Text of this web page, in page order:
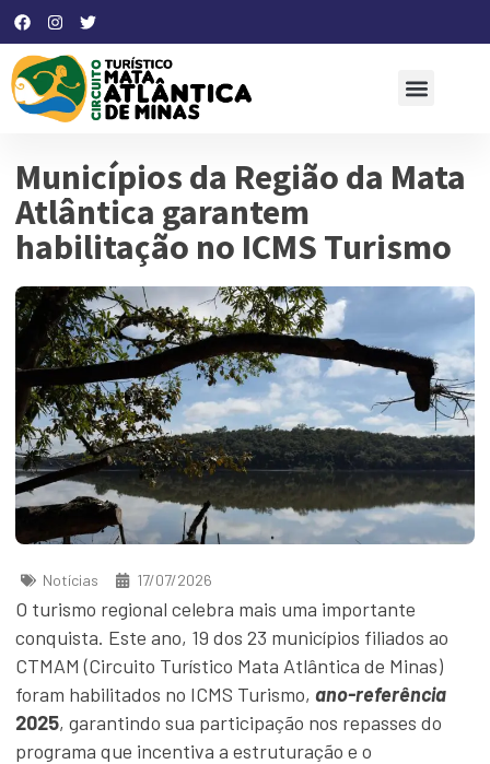
Municípios da Região da Mata
Atlântica garantem
habilitação no ICMS Turismo
Notícias 17/07/2026
O turismo regional celebra mais uma importante
conquista. Este ano, 19 dos 23 municípios filiados ao
CTMAM (Circuito Turístico Mata Atlântica de Minas)
foram habilitados no ICMS Turismo, ano-referência
2025, garantindo sua participação nos repasses do
programa que incentiva a estruturação e o